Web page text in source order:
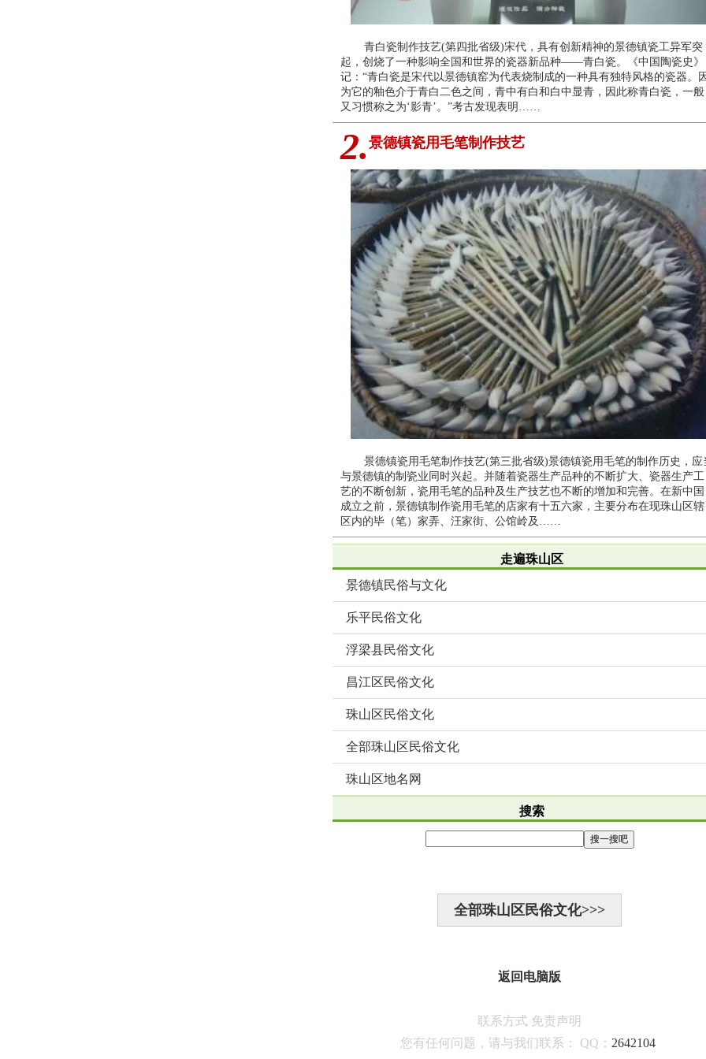
青白瓷制作技艺(第四批省级)宋代，具有创新精神的景德镇瓷工异军突
起，创烧了一种影响全国和世界的瓷器新品种——青白瓷。《中国陶瓷史》
记：“青白瓷是宋代以景德镇窑为代表烧制成的一种具有独特风格的瓷器。
为它的釉色介于青白二色之间，青中有白和白中显青，因此称青白瓷，一般
又习惯称之为‘影青’。”考古发现表明……
2. 景德镇瓷用毛笔制作技艺
景德镇瓷用毛笔制作技艺(第三批省级)景德镇瓷用毛笔的制作历史，应
与景德镇的制瓷业同时兴起。并随着瓷器生产品种的不断扩大、瓷器生产工
艺的不断创新，瓷用毛笔的品种及生产技艺也不断的增加和完善。在新中国
成立之前，景德镇制作瓷用毛笔的店家有十五六家，主要分布在现珠山区辖
区内的毕（笔）家弄、汪家街、公馆岭及……
走遍珠山区
景德镇民俗与文化
乐平民俗文化
浮梁县民俗文化
昌江区民俗文化
珠山区民俗文化
全部珠山区民俗文化
珠山区地名网
搜索
全部珠山区民俗文化>>>
返回电脑版
联系方式 免责声明
您有任何问题，请与我们联系： QQ： 2642104